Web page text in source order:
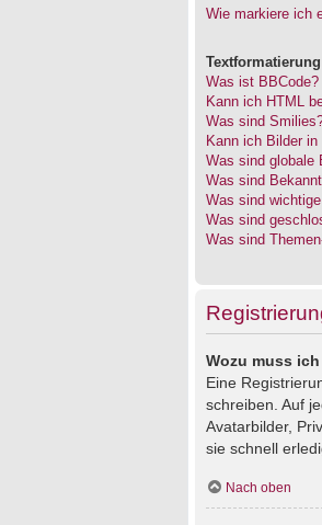
Wie markiere ich
Was ist BBCode?
Kann ich HTML
Was sind
Kann ich Bilder
Was sind globale
Was sind
Was sind
Was sind
Was sind
Wozu muss
Eine
schreiben. Auf
Avatarbilder,
sie schnell
Nach oben